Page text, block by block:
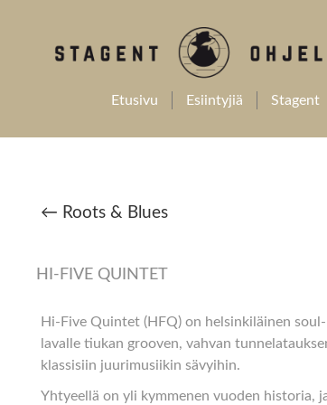
Etusivu Esiintyjiä Stagent
← Roots & Blues
HI-FIVE QUINTET
Hi-Five Quintet (HFQ) on helsinkiläinen
lavalle tiukan grooven, vahvan
klassisiin juurimusiikin sävyihin.
Yhtyeellä on yli kymmenen vuoden historia,